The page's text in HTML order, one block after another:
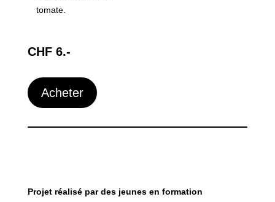
tomate.
CHF 6.-
Acheter
Projet réalisé par des jeunes en formation